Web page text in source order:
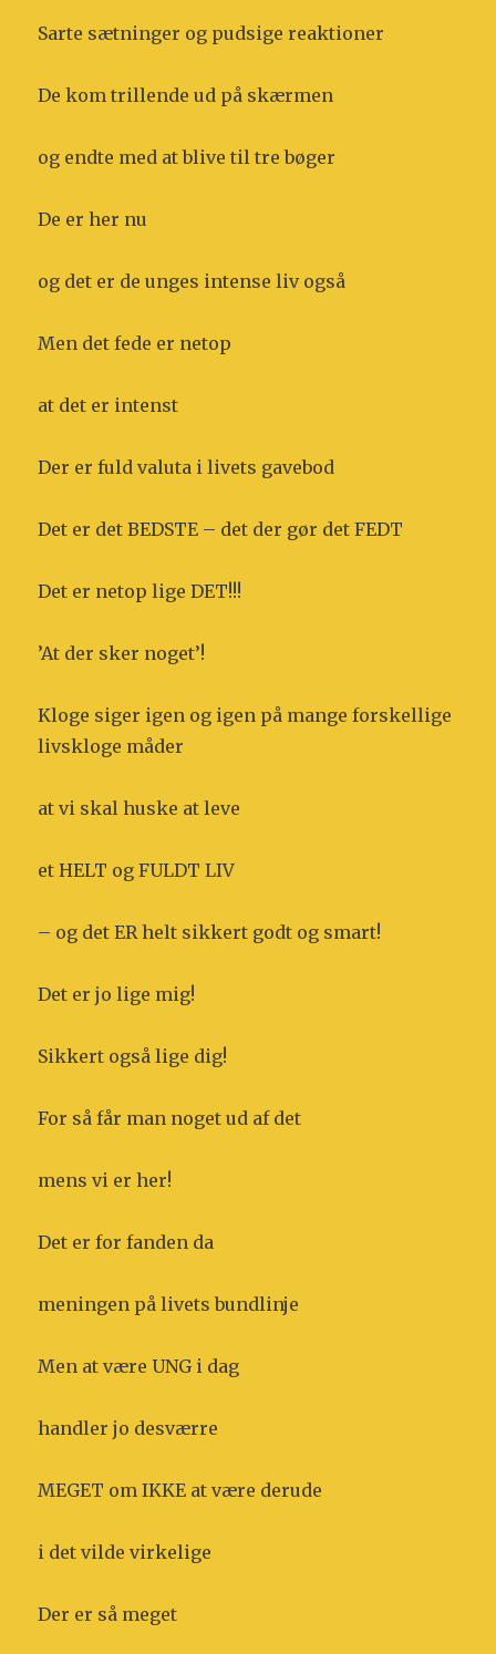
Sarte sætninger og pudsige reaktioner
De kom trillende ud på skærmen
og endte med at blive til tre bøger
De er her nu
og det er de unges intense liv også
Men det fede er netop
at det er intenst
Der er fuld valuta i livets gavebod
Det er det BEDSTE – det der gør det FEDT
Det er netop lige DET!!!
’At der sker noget’!
Kloge siger igen og igen på mange forskellige
livskloge måder
at vi skal huske at leve
et HELT og FULDT LIV
– og det ER helt sikkert godt og smart!
Det er jo lige mig!
Sikkert også lige dig!
For så får man noget ud af det
mens vi er her!
Det er for fanden da
meningen på livets bundlinje
Men at være UNG i dag
handler jo desværre
MEGET om IKKE at være derude
i det vilde virkelige
Der er så meget